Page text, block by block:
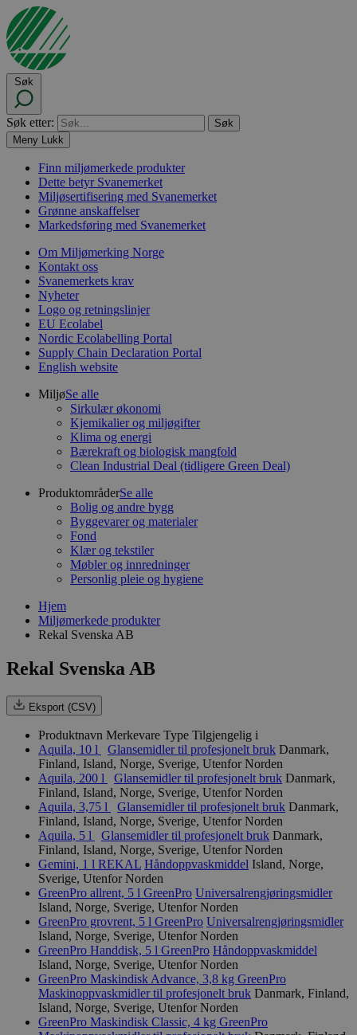
Søk
Søk etter:
Meny Lukk
Finn miljømerkede produkter
Dette betyr Svanemerket
Miljøsertifisering med Svanemerket
Grønne anskaffelser
Markedsføring med Svanemerket
Om Miljømerking Norge
Kontakt oss
Svanemerkets krav
Nyheter
Logo og retningslinjer
EU Ecolabel
Nordic Ecolabelling Portal
Supply Chain Declaration Portal
English website
MiljøSe alle
Sirkulær økonomi
Kjemikalier og miljøgifter
Klima og energi
Bærekraft og biologisk mangfold
Clean Industrial Deal (tidligere Green Deal)
ProduktområderSe alle
Bolig og andre bygg
Byggevarer og materialer
Fond
Klær og tekstiler
Møbler og innredninger
Personlig pleie og hygiene
Hjem
Miljømerkede produkter
Rekal Svenska AB
Rekal Svenska AB
Eksport (CSV)
Produktnavn Merkevare Type Tilgjengelig i
Aquila, 10 l
Glansemidler til profesjonelt bruk Danmark,
Finland, Island, Norge, Sverige, Utenfor Norden
Aquila, 200 l
Glansemidler til profesjonelt bruk Danmark,
Finland, Island, Norge, Sverige, Utenfor Norden
Aquila, 3,75 l
Glansemidler til profesjonelt bruk Danmark,
Finland, Island, Norge, Sverige, Utenfor Norden
Aquila, 5 l
Glansemidler til profesjonelt bruk Danmark,
Finland, Island, Norge, Sverige, Utenfor Norden
Gemini, 1 l REKAL Håndoppvaskmiddel Island, Norge,
Sverige, Utenfor Norden
GreenPro allrent, 5 l GreenPro Universalrengjøringsmidler
Island, Norge, Sverige, Utenfor Norden
GreenPro grovrent, 5 l GreenPro Universalrengjøringsmidler
Island, Norge, Sverige, Utenfor Norden
GreenPro Handdisk, 5 l GreenPro Håndoppvaskmiddel
Island, Norge, Sverige, Utenfor Norden
GreenPro Maskindisk Advance, 3,8 kg GreenPro
Maskinoppvaskmidler til profesjonelt bruk Danmark, Finland,
Island, Norge, Sverige, Utenfor Norden
GreenPro Maskindisk Classic, 4 kg GreenPro